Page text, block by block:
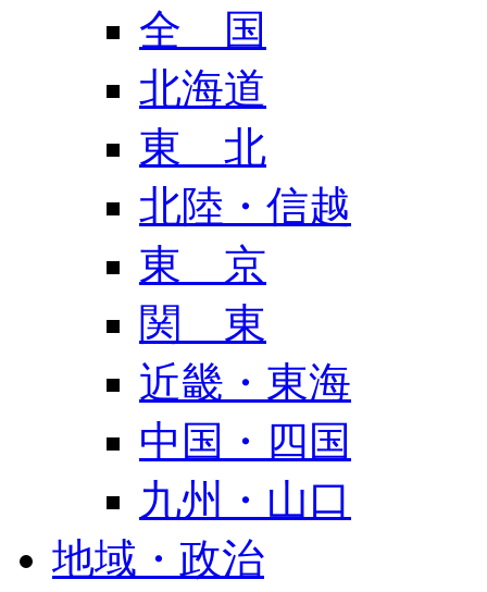
全 国
北海道
東 北
北陸・信越
東 京
関 東
近畿・東海
中国・四国
九州・山口
地域・政治